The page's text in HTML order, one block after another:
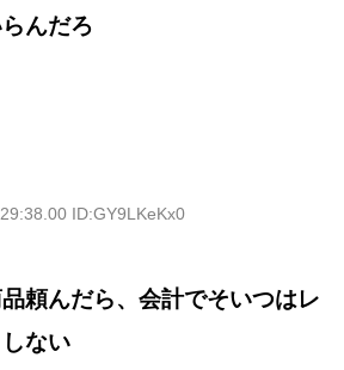
んだろ
ID:GY9LKeKx0
頼んだら、会計でそいつはレ
ない